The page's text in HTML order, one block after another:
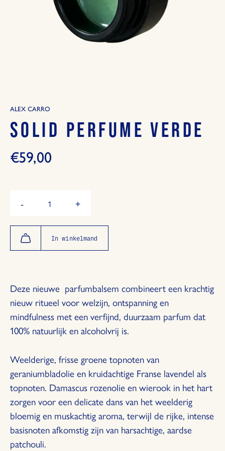
ALEX CARRO
SOLID PERFUME VERDE
€59,00
-
hoeveelheid
met
1
+
met
1
In winkelmand
Deze nieuwe parfumbalsem combineert een krachtig
nieuw ritueel voor welzijn, ontspanning en
mindfulness met een verfijnd, duurzaam parfum dat
100% natuurlijk en alcoholvrij is.
Weelderige, frisse groene topnoten van
geraniumbladolie en kruidachtige Franse lavendel als
topnoten. Damascus rozenolie en wierook in het hart
zorgen voor een delicate dans van het weelderig
bloemig en muskachtig aroma, terwijl de rijke, intense
basisnoten afkomstig zijn van harsachtige, aardse
patchouli.